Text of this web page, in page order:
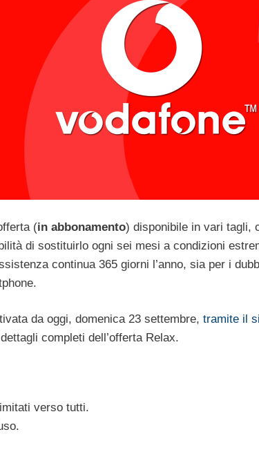
(in abbonamento) disponibile in vari tagli,
di sostituirlo ogni sei mesi a condizioni
continua 365 giorni l’anno, sia per i
da oggi, domenica 23 settembre, tramite il
completi dell’offerta Relax.
verso tutti.